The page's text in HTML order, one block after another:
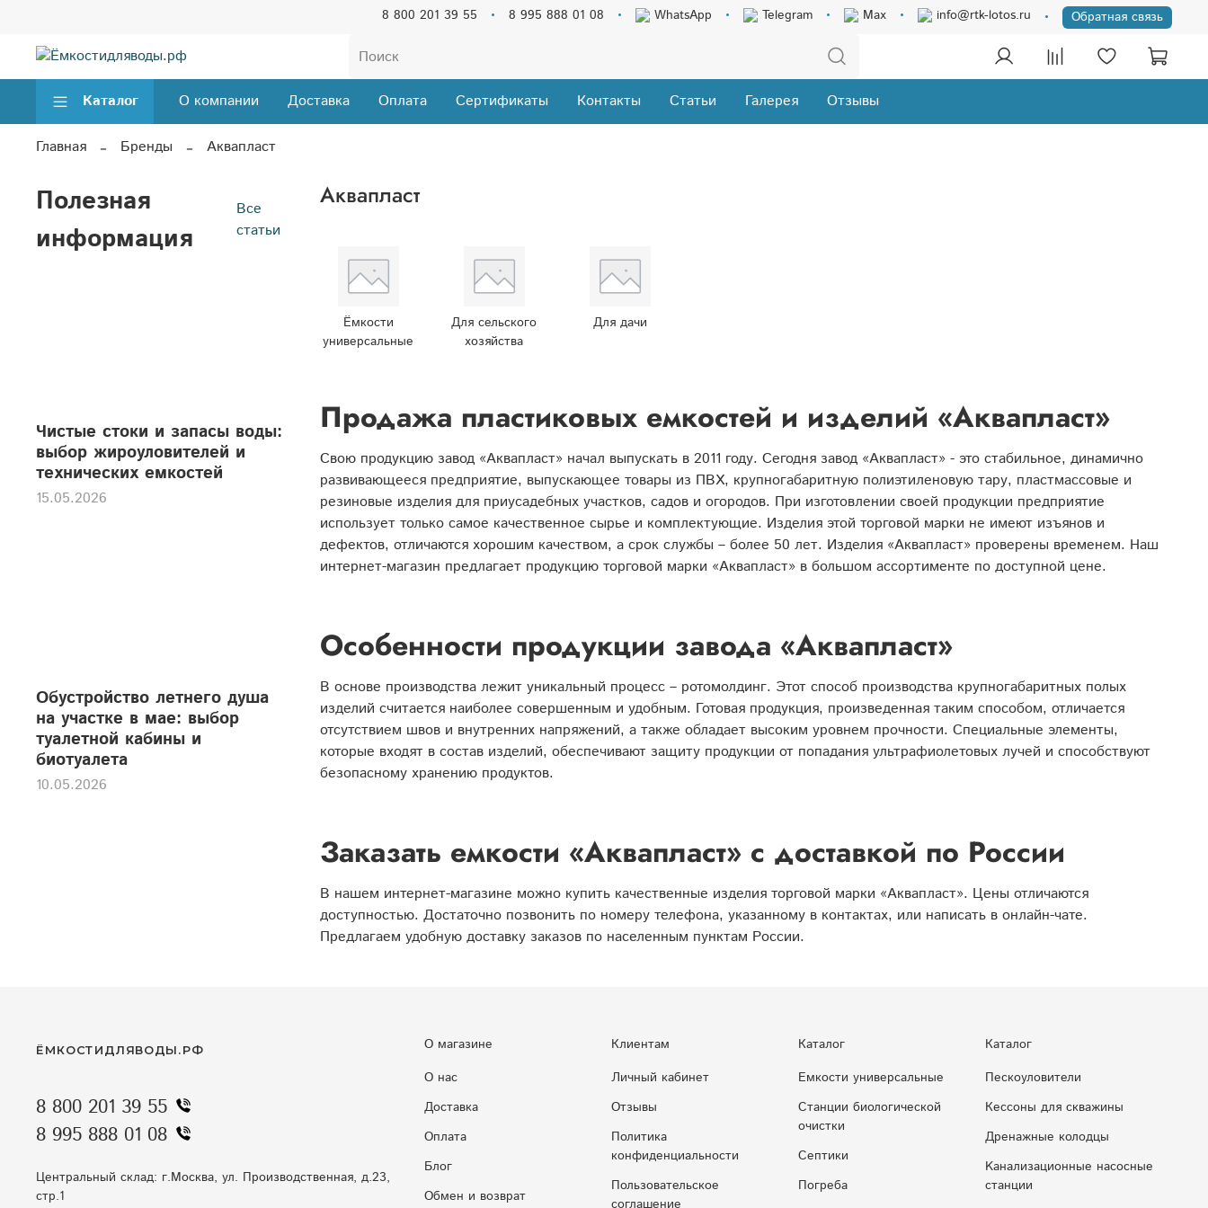
8 800 201 39 55 8 995 888 01 08 WhatsApp Telegram Max info@rtk-lotos.ru Обратная связь
Каталог О компании Доставка Оплата Сертификаты Контакты Статьи Галерея Отзывы
Главная Бренды Аквапласт
Аквапласт
Ёмкости
универсальные
Для сельского
хозяйства
Для дачи
Продажа пластиковых емкостей и изделий «Аквапласт»
Свою продукцию завод «Аквапласт» начал выпускать в 2011 году. Сегодня завод «Аквапласт» - это стабильное, динамично
развивающееся предприятие, выпускающее товары из ПВХ, крупногабаритную полиэтиленовую тару, пластмассовые и
резиновые изделия для приусадебных участков, садов и огородов. При изготовлении своей продукции предприятие
использует только самое качественное сырье и комплектующие. Изделия этой торговой марки не имеют изъянов и
дефектов, отличаются хорошим качеством, а срок службы – более 50 лет. Изделия «Аквапласт» проверены временем. Наш
интернет-магазин предлагает продукцию торговой марки «Аквапласт» в большом ассортименте по доступной цене.
Особенности продукции завода «Аквапласт»
В основе производства лежит уникальный процесс – ротомолдинг. Этот способ производства крупногабаритных полых
изделий считается наиболее совершенным и удобным. Готовая продукция, произведенная таким способом, отличается
отсутствием швов и внутренних напряжений, а также обладает высоким уровнем прочности. Специальные элементы,
которые входят в состав изделий, обеспечивают защиту продукции от попадания ультрафиолетовых лучей и способствуют
безопасному хранению продуктов.
Заказать емкости «Аквапласт» с доставкой по России
В нашем интернет-магазине можно купить качественные изделия торговой марки «Аквапласт». Цены отличаются
доступностью. Достаточно позвонить по номеру телефона, указанному в контактах, или написать в онлайн-чате.
Предлагаем удобную доставку заказов по населенным пунктам России.
Полезная
информация
Все
статьи
Чистые стоки и запасы воды:
выбор жироуловителей и
технических емкостей
15.05.2026
Обустройство летнего душа
на участке в мае: выбор
туалетной кабины и
биотуалета
10.05.2026
О магазине
О нас
Доставка
Оплата
Блог
Обмен и возврат
Клиентам
Личный кабинет
Отзывы
Политика
конфиденциальности
Пользовательское
соглашение
Каталог
Емкости универсальные
Станции биологической
очистки
Септики
Погреба
Каталог
Пескоуловители
Кессоны для скважины
Дренажные колодцы
Kaнaлизaциoнныe нacocныe
cтaнции
ЁМКОСТИДЛЯВОДЫ.РФ
8 800 201 39 55
8 995 888 01 08
Центральный склад: г.Москва, ул. Производственная, д.23,
стр.1